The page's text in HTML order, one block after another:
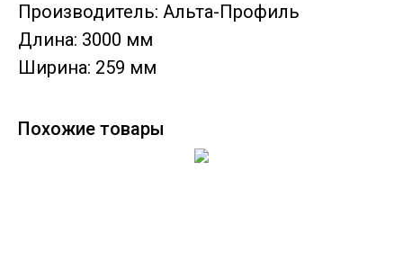
Производитель: Альта-Профиль
Длина: 3000 мм
Ширина: 259 мм
Похожие товары